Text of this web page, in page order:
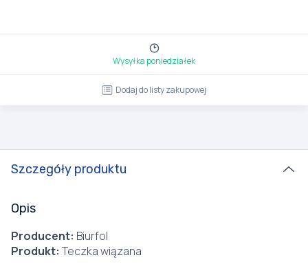
Wysyłka poniedziałek
Dodaj do listy zakupowej
Szczegóły produktu
Opis
Producent: Biurfol
Produkt: Teczka wiązana